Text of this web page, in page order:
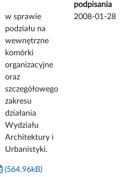
podpisania
w sprawie
podziału na
wewnętrzne
komórki
organizacyjne
oraz
szczegółowego
zakresu
działania
Wydziału
Architektury i
Urbanistyki.
2008-01-28
(564.96kB)